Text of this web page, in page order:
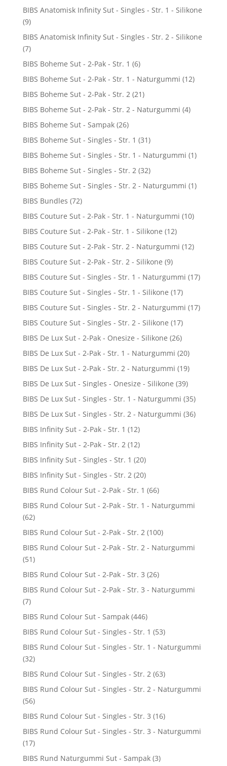
BIBS Anatomisk Infinity Sut - Singles - Str. 1 - Silikone
(9)
BIBS Anatomisk Infinity Sut - Singles - Str. 2 - Silikone
(7)
BIBS Boheme Sut - 2-Pak - Str. 1 (6)
BIBS Boheme Sut - 2-Pak - Str. 1 - Naturgummi (12)
BIBS Boheme Sut - 2-Pak - Str. 2 (21)
BIBS Boheme Sut - 2-Pak - Str. 2 - Naturgummi (4)
BIBS Boheme Sut - Sampak (26)
BIBS Boheme Sut - Singles - Str. 1 (31)
BIBS Boheme Sut - Singles - Str. 1 - Naturgummi (1)
BIBS Boheme Sut - Singles - Str. 2 (32)
BIBS Boheme Sut - Singles - Str. 2 - Naturgummi (1)
BIBS Bundles (72)
BIBS Couture Sut - 2-Pak - Str. 1 - Naturgummi (10)
BIBS Couture Sut - 2-Pak - Str. 1 - Silikone (12)
BIBS Couture Sut - 2-Pak - Str. 2 - Naturgummi (12)
BIBS Couture Sut - 2-Pak - Str. 2 - Silikone (9)
BIBS Couture Sut - Singles - Str. 1 - Naturgummi (17)
BIBS Couture Sut - Singles - Str. 1 - Silikone (17)
BIBS Couture Sut - Singles - Str. 2 - Naturgummi (17)
BIBS Couture Sut - Singles - Str. 2 - Silikone (17)
BIBS De Lux Sut - 2-Pak - Onesize - Silikone (26)
BIBS De Lux Sut - 2-Pak - Str. 1 - Naturgummi (20)
BIBS De Lux Sut - 2-Pak - Str. 2 - Naturgummi (19)
BIBS De Lux Sut - Singles - Onesize - Silikone (39)
BIBS De Lux Sut - Singles - Str. 1 - Naturgummi (35)
BIBS De Lux Sut - Singles - Str. 2 - Naturgummi (36)
BIBS Infinity Sut - 2-Pak - Str. 1 (12)
BIBS Infinity Sut - 2-Pak - Str. 2 (12)
BIBS Infinity Sut - Singles - Str. 1 (20)
BIBS Infinity Sut - Singles - Str. 2 (20)
BIBS Rund Colour Sut - 2-Pak - Str. 1 (66)
BIBS Rund Colour Sut - 2-Pak - Str. 1 - Naturgummi
(62)
BIBS Rund Colour Sut - 2-Pak - Str. 2 (100)
BIBS Rund Colour Sut - 2-Pak - Str. 2 - Naturgummi
(51)
BIBS Rund Colour Sut - 2-Pak - Str. 3 (26)
BIBS Rund Colour Sut - 2-Pak - Str. 3 - Naturgummi
(7)
BIBS Rund Colour Sut - Sampak (446)
BIBS Rund Colour Sut - Singles - Str. 1 (53)
BIBS Rund Colour Sut - Singles - Str. 1 - Naturgummi
(32)
BIBS Rund Colour Sut - Singles - Str. 2 (63)
BIBS Rund Colour Sut - Singles - Str. 2 - Naturgummi
(56)
BIBS Rund Colour Sut - Singles - Str. 3 (16)
BIBS Rund Colour Sut - Singles - Str. 3 - Naturgummi
(17)
BIBS Rund Naturgummi Sut - Sampak (3)